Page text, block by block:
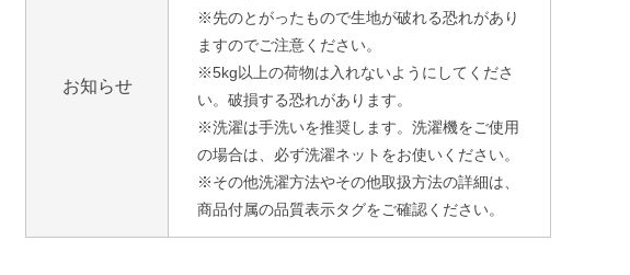
お知らせ
※先のとがったもので生地が破れる恐れがあり
ますのでご注意ください。
※5kg以上の荷物は入れないようにしてくださ
い。破損する恐れがあります。
※洗濯は手洗いを推奨します。洗濯機をご使用
の場合は、必ず洗濯ネットをお使いください。
※その他洗濯方法やその他取扱方法の詳細は、
商品付属の品質表示タグをご確認ください。